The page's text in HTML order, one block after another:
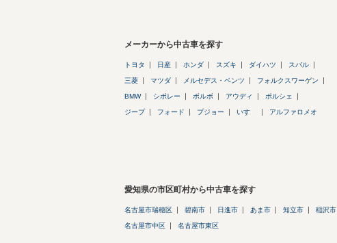
メーカーから中古車を探す
トヨタ 日産 ホンダ スズキ ダイハツ スバル
三菱 マツダ メルセデス・ベンツ フォルクスワーゲン
BMW シボレー ボルボ アウディ ポルシェ
ジープ フォード プジョー いすゞ アルファロメオ
愛知県の市区町村から中古車を探す
名古屋市瑞穂区 碧南市 日進市 あま市 知立市 稲沢市
名古屋市中区 名古屋市東区